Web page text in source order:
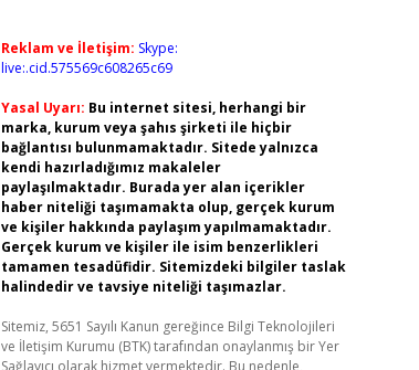
Reklam ve İletişim: Skype:
live:.cid.575569c608265c69
Yasal Uyarı: Bu internet sitesi, herhangi bir
marka, kurum veya şahıs şirketi ile hiçbir
bağlantısı bulunmamaktadır. Sitede yalnızca
kendi hazırladığımız makaleler
paylaşılmaktadır. Burada yer alan içerikler
haber niteliği taşımamakta olup, gerçek kurum
ve kişiler hakkında paylaşım yapılmamaktadır.
Gerçek kurum ve kişiler ile isim benzerlikleri
tamamen tesadüfidir. Sitemizdeki bilgiler taslak
halindedir ve tavsiye niteliği taşımazlar.
Sitemiz, 5651 Sayılı Kanun gereğince Bilgi Teknolojileri
ve İletişim Kurumu (BTK) tarafından onaylanmış bir Yer
Sağlayıcı olarak hizmet vermektedir. Bu nedenle,